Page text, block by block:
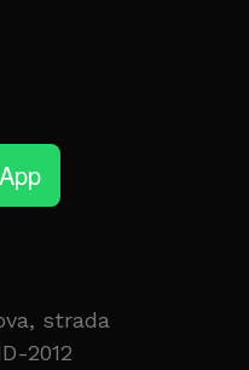
strada
2012